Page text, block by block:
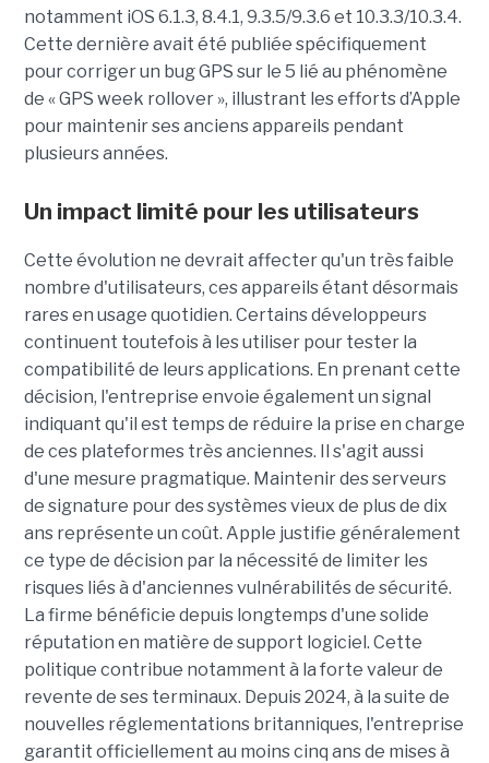
notamment iOS 6.1.3, 8.4.1, 9.3.5/9.3.6 et 10.3.3/10.3.4.
Cette dernière avait été publiée spécifiquement
pour corriger un bug GPS sur le 5 lié au phénomène
de « GPS week rollover », illustrant les efforts d’Apple
pour maintenir ses anciens appareils pendant
plusieurs années.
Un impact limité pour les utilisateurs
Cette évolution ne devrait affecter qu'un très faible
nombre d'utilisateurs, ces appareils étant désormais
rares en usage quotidien. Certains développeurs
continuent toutefois à les utiliser pour tester la
compatibilité de leurs applications. En prenant cette
décision, l'entreprise envoie également un signal
indiquant qu'il est temps de réduire la prise en charge
de ces plateformes très anciennes. Il s'agit aussi
d'une mesure pragmatique. Maintenir des serveurs
de signature pour des systèmes vieux de plus de dix
ans représente un coût. Apple justifie généralement
ce type de décision par la nécessité de limiter les
risques liés à d'anciennes vulnérabilités de sécurité.
La firme bénéficie depuis longtemps d'une solide
réputation en matière de support logiciel. Cette
politique contribue notamment à la forte valeur de
revente de ses terminaux. Depuis 2024, à la suite de
nouvelles réglementations britanniques, l'entreprise
garantit officiellement au moins cinq ans de mises à